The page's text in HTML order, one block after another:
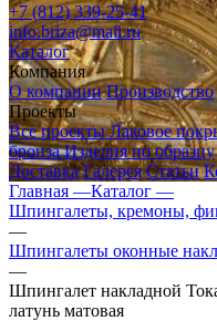
+7 (812) 339-25-41
info.briza@mail.ru
Каталог
Компания
О компании Производство
Проекты
Все проектыЛаковое
бронзаИзделия по образцу
Доставка Галерея Статьи
Главная —Каталог —
Шпингалеты, кремоны,
—
Шпингалеты оконные
—
Шпингалет накладной
латунь матовая